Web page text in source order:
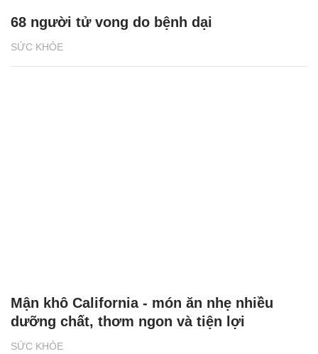
SỨC KHỎE
68 người tử vong do bệnh dại
SỨC KHỎE
Mận khô California - món ăn nhẹ nhiều
dưỡng chất, thơm ngon và tiện lợi